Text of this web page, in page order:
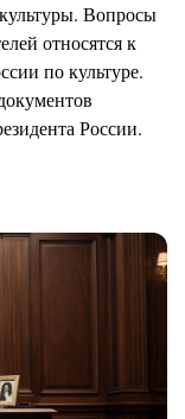
Вопросы
относятся к
по культуре.
России.